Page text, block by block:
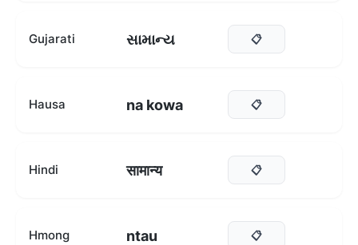
Gujarati સામાન્ય 📋
Hausa na kowa 📋
Hindi सामान्य 📋
Hmong ntau 📋